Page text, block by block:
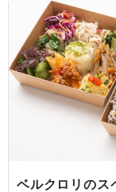
ベルクロリのス